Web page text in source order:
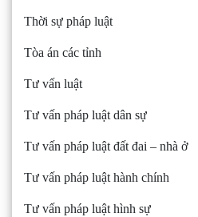
Thời sự pháp luật
Tòa án các tỉnh
Tư vấn luật
Tư vấn pháp luật dân sự
Tư vấn pháp luật đất đai – nhà ở
Tư vấn pháp luật hành chính
Tư vấn pháp luật hình sự